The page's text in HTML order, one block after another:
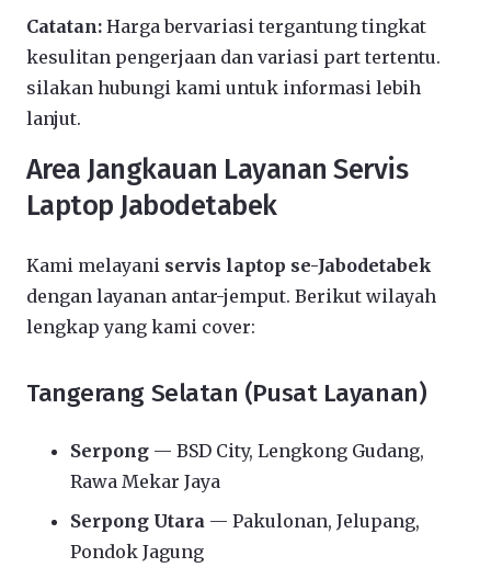
Catatan: Harga bervariasi tergantung tingkat
kesulitan pengerjaan dan variasi part tertentu.
silakan hubungi kami untuk informasi lebih
lanjut.
Area Jangkauan Layanan Servis
Laptop Jabodetabek
Kami melayani servis laptop se-Jabodetabek
dengan layanan antar-jemput. Berikut wilayah
lengkap yang kami cover:
Tangerang Selatan (Pusat Layanan)
Serpong — BSD City, Lengkong Gudang,
Rawa Mekar Jaya
Serpong Utara — Pakulonan, Jelupang,
Pondok Jagung